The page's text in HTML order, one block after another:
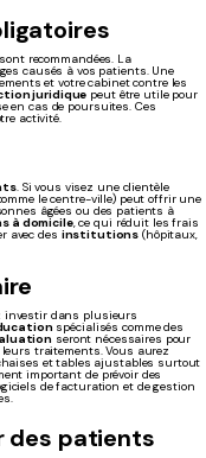
recommandées. La
causés à vos patients. Une
et votre cabinet contre les
juridique peut être utile pour
en cas de poursuites. Ces
activité.
. Si vous visez une clientèle
le centre-ville) peut offrir une
âgées ou des patients à
à domicile, ce qui réduit les frais
avec des institutions (hôpitaux,
investir dans plusieurs
spécialisés comme des
seront nécessaires pour
traitements. Vous aurez
et tables ajustables surtout
important de prévoir des
de facturation et de gestion
des patients